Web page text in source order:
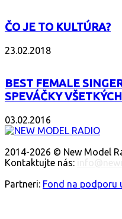
ČO JE TO KULTÚRA?
23.02.2018
BEST FEMALE
SPEVÁČKY
03.02.2016
2014-2026 © New Model
Kontaktujte nás:
Partneri: Fond na podporu